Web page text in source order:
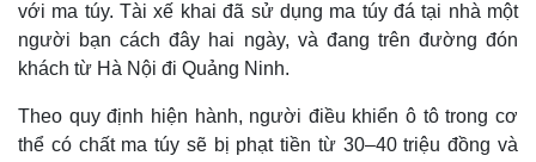
với ma túy. Tài xế khai đã sử dụng ma túy đá tại nhà một
người bạn cách đây hai ngày, và đang trên đường đón
khách từ Hà Nội đi Quảng Ninh.
Theo quy định hiện hành, người điều khiển ô tô trong cơ
thể có chất ma túy sẽ bị phạt tiền từ 30–40 triệu đồng và